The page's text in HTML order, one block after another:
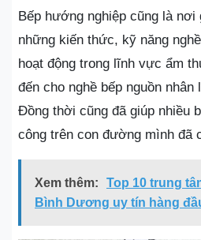
Bếp hướng nghiệp cũng là
những kiến thức, kỹ năng
hoạt động trong lĩnh vực ẩm
đến cho nghề bếp nguồn
Đồng thời cũng đã giúp nhiều
công trên con đường mình đã
Xem thêm:
Top 10 trung
Bình Dương uy tín hàng